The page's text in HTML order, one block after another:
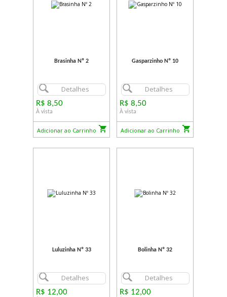
Brasinha Nº 2
Detalhes
R$ 8,50
À vista
Adicionar ao Carrinho
Gasparzinho Nº 10
Detalhes
R$ 8,50
À vista
Adicionar ao Carrinho
Luluzinha Nº 33
Detalhes
R$ 12,00
Bolinha Nº 32
Detalhes
R$ 12,00